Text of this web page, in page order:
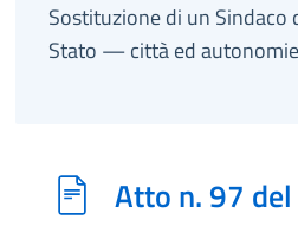
Sostituzione di un Sindaco
Stato — città ed
Atto n. 97